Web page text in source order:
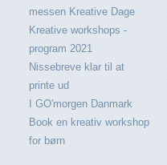
messen Kreative Dage
Kreative workshops -
program 2021
Nissebreve klar til at
printe ud
I GO'morgen Danmark
Book en kreativ workshop
for børn